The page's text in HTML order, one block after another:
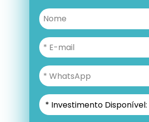
O primeiro passo é
sua aplicação.